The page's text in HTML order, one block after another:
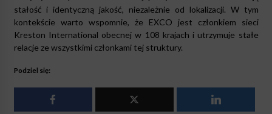
stałość i identyczną jakość, niezależnie od lokalizacji. W tym
kontekście warto wspomnie, że EXCO jest członkiem sieci
Kreston International obecnej w 108 krajach i utrzymuje stałe
relacje ze wszystkimi członkami tej struktury.
Podziel się: